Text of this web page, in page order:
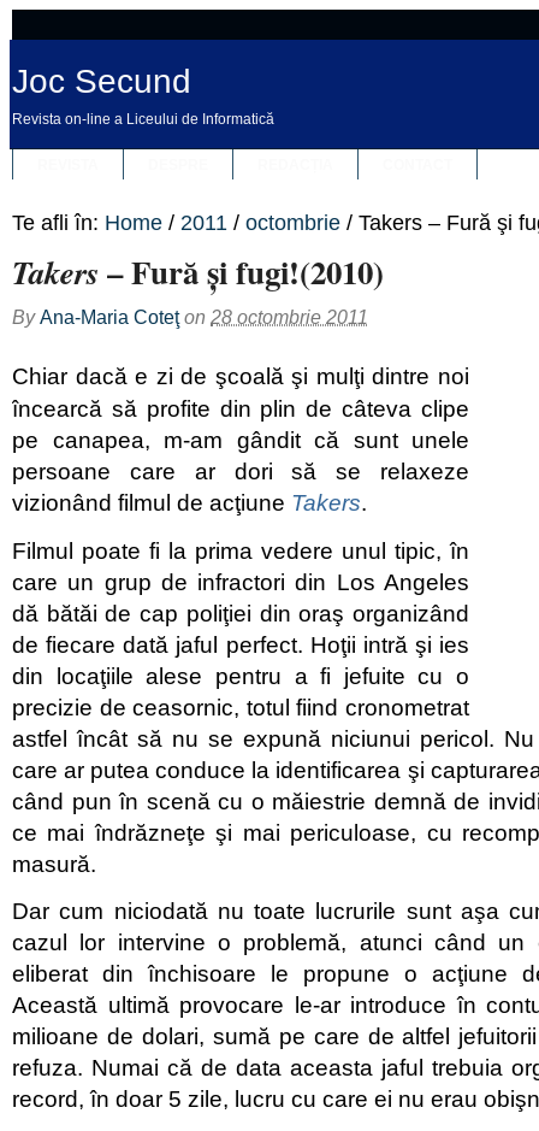
Joc Secund
Revista on-line a Liceului de Informatică
Te afli în: Home / 2011 / octombrie / Takers – Fură şi
Takers – Fură şi fugi!(2010)
By Ana-Maria Coteţon 28 octombrie 2011
Chiar dacă e zi de şcoală şi mulţi dintre noi
încearcă să profite din plin de câteva clipe
pe canapea, m-am gândit că sunt unele
persoane care ar dori să se relaxeze
vizionând filmul de acţiune Takers.
Filmul poate fi la prima vedere unul tipic, în
care un grup de infractori din Los Angeles
dă bătăi de cap poliţiei din oraş organizând
de fiecare dată jaful perfect. Hoţii intră şi ies
din locaţiile alese pentru a fi jefuite cu o
precizie de ceasornic, totul fiind cronometrat
astfel încât să nu se expună niciunui pericol.
care ar putea conduce la identificarea şi
când pun în scenă cu o măiestrie demnă de
ce mai îndrăzneţe şi mai periculoase, cu
masură.
Dar cum niciodată nu toate lucrurile sunt aşa
cazul lor intervine o problemă, atunci când un
eliberat din închisoare le propune o acţiune
Această ultimă provocare le-ar introduce în
milioane de dolari, sumă pe care de altfel
refuza. Numai că de data aceasta jaful trebuia
record, în doar 5 zile, lucru cu care ei nu erau